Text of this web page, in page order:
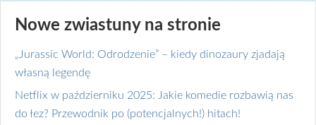
Nowe zwiastuny na stronie
„Jurassic World: Odrodzenie” – kiedy dinozaury zjadają
własną legendę
Netflix w październiku 2025: Jakie komedie rozbawią nas
do łez? Przewodnik po (potencjalnych!) hitach!